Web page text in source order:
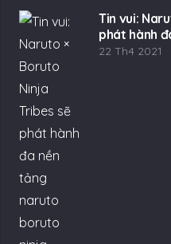
Tin vui:
phát hành
22 Th4 2021